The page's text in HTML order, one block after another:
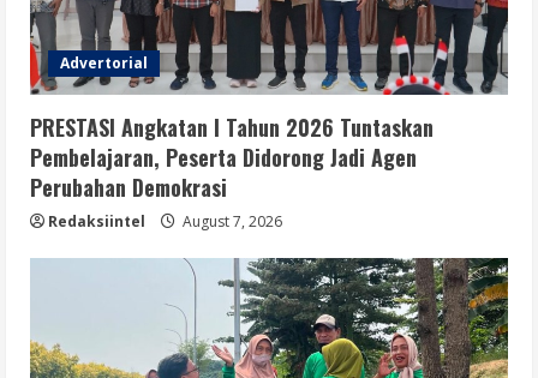
Advertorial
PRESTASI Angkatan I Tahun 2026 Tuntaskan
Pembelajaran, Peserta Didorong Jadi Agen
Perubahan Demokrasi
Redaksiintel August 7, 2026